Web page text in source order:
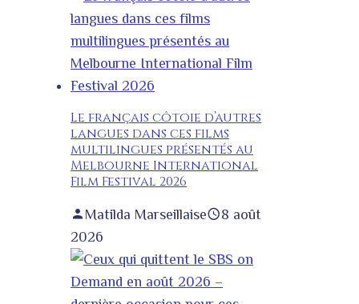
Le français côtoie d’autres
langues dans ces films
multilingues présentés au
Melbourne International
Film Festival 2026
Matilda Marseillaise
8 août
2026